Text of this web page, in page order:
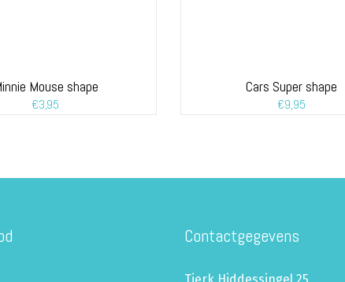
Mouse shape
€3,95
Cars Super shape
€9,95
Contactgegevens